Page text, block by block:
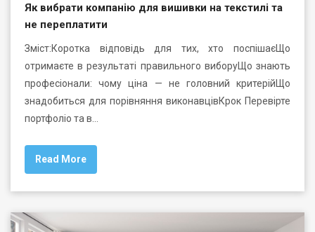
Як вибрати компанію для вишивки на текстилі та
не переплатити
Зміст:Коротка відповідь для тих, хто поспішаєЩо
отримаєте в результаті правильного виборуЩо знають
професіонали: чому ціна — не головний критерійЩо
знадобиться для порівняння виконавцівКрок Перевірте
портфоліо та в…
Read More